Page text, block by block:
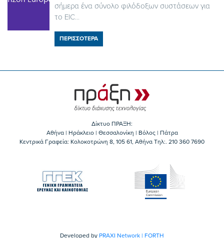
σήμερα ένα σύνολο φιλόδοξων συστάσεων για
το EIC...
ΠΕΡΙΣΣΟΤΕΡΑ
Δίκτυο ΠΡΑΞΗ:
Αθήνα | Ηράκλειο | Θεσσαλονίκη | Βόλος | Πάτρα
Κεντρικά Γραφεία: Kολοκοτρώνη 8, 105 61, Αθήνα Τηλ:. 210 360 7690
Developed by PRAXI Network | FORTH